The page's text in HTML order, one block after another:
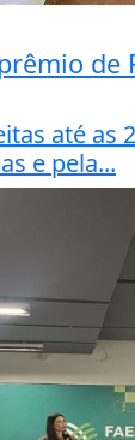
de
até as
e pela...